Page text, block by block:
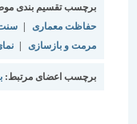
برچسب تقسیم بندی موضوعی:
حفاظت معماری
| سنت و
مرمت و بازسازی | نمای
برچسب اعضای مرتبط: بهروز